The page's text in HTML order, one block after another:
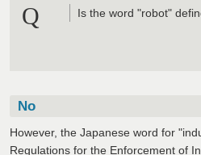
研究レポート
Q Is the word "robot"
No
However, the Japanese word for
Regulations for the Enforcement of